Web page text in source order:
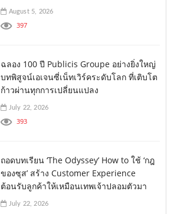
August 5, 2026
397
ฉลอง 100 ปี Publicis Groupe อย่างยิ่งใหญ่
บทพิสูจน์เอเจนซี่เน็ทเวิร์คระดับโลก ที่เติบโต
ก้าวผ่านทุกการเปลี่ยนแปลง
July 22, 2026
393
ถอดบทเรียน ‘The Odyssey’ How to ใช้ ‘กฎ
ของซุส’ สร้าง Customer Experience
ต้อนรับลูกค้าให้เหมือนเทพเจ้าปลอมตัวมา
July 22, 2026